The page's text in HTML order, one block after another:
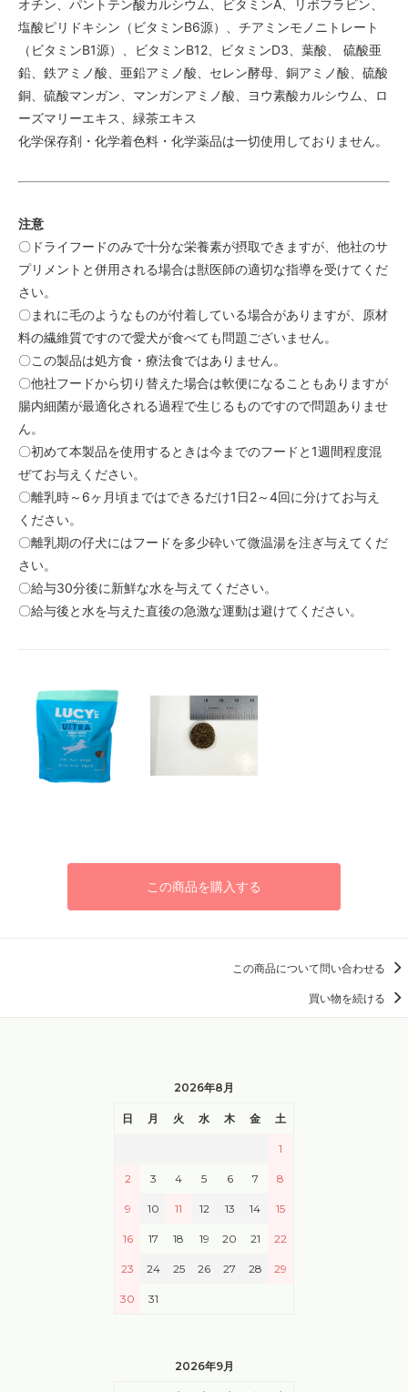
オチン、パントテン酸カルシウム、ビタミンA、リボフラビン、
塩酸ピリドキシン（ビタミンB6源）、チアミンモノニトレート
（ビタミンB1源）、ビタミンB12、ビタミンD3、葉酸、 硫酸亜
鉛、鉄アミノ酸、亜鉛アミノ酸、セレン酵母、銅アミノ酸、硫酸
銅、硫酸マンガン、マンガンアミノ酸、ヨウ素酸カルシウム、ロ
ーズマリーエキス、緑茶エキス
化学保存剤・化学着色料・化学薬品は一切使用しておりません。
注意
〇ドライフードのみで十分な栄養素が摂取できますが、他社のサ
プリメントと併用される場合は獣医師の適切な指導を受けてくだ
さい。
〇まれに毛のようなものが付着している場合がありますが、原材
料の繊維質ですので愛犬が食べても問題ございません。
〇この製品は処方食・療法食ではありません。
〇他社フードから切り替えた場合は軟便になることもありますが
腸内細菌が最適化される過程で生じるものですので問題ありませ
ん。
〇初めて本製品を使用するときは今までのフードと1週間程度混
ぜてお与えください。
〇離乳時～6ヶ月頃まではできるだけ1日2～4回に分けてお与え
ください。
〇離乳期の仔犬にはフードを多少砕いて微温湯を注ぎ与えてくだ
さい。
〇給与30分後に新鮮な水を与えてください。
〇給与後と水を与えた直後の急激な運動は避けてください。
この商品を購入する
この商品について問い合わせる
買い物を続ける
2026年8月
日 月 火 水 木 金 土
1
2 3 4 5 6 7 8
9 10 11 12 13 14 15
16 17 18 19 20 21 22
23 24 25 26 27 28 29
30 31
2026年9月